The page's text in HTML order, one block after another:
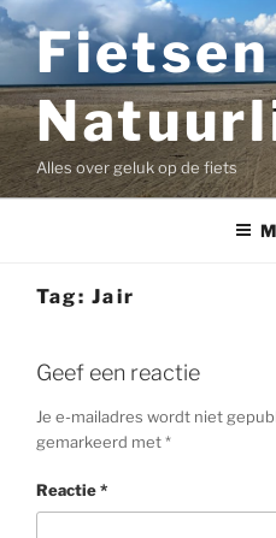
Ga
naar
inhoud
Fietsen
Alles over geluk op de fiets
Tag:Jair
Geef een reactie
Je e-mailadres wordt niet
gemarkeerd met*
Reactie*